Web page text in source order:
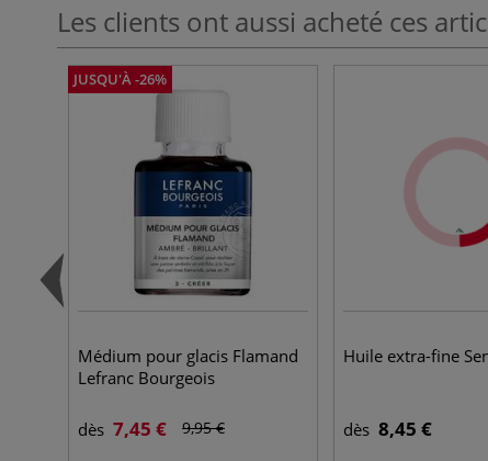
Les clients ont aussi acheté ces
JUSQU'À -26%
Médium pour glacis Flamand
Lefranc Bourgeois
dès 7,45 € 9,95 €
Huile extra-fine
dès 8,45 €